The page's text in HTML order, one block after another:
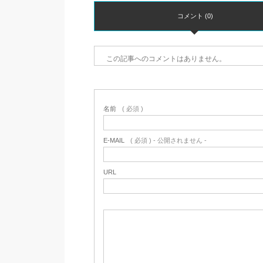
コメント (0)
この記事へのコメントはありません。
名前 ( 必須 )
E-MAIL ( 必須 ) - 公開されません -
URL